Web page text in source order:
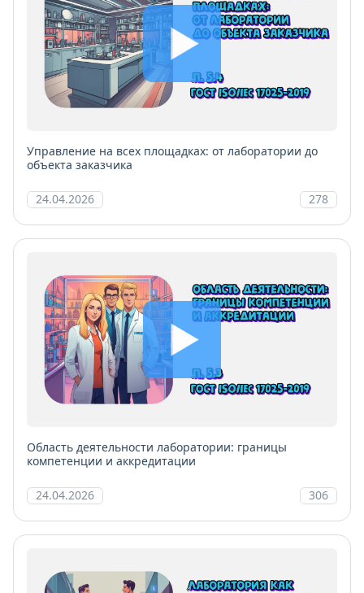
Управление на всех площадках: от лаборатории до
объекта заказчика
24.04.2026 278
Область деятельности лаборатории: границы
компетенции и аккредитации
24.04.2026 306